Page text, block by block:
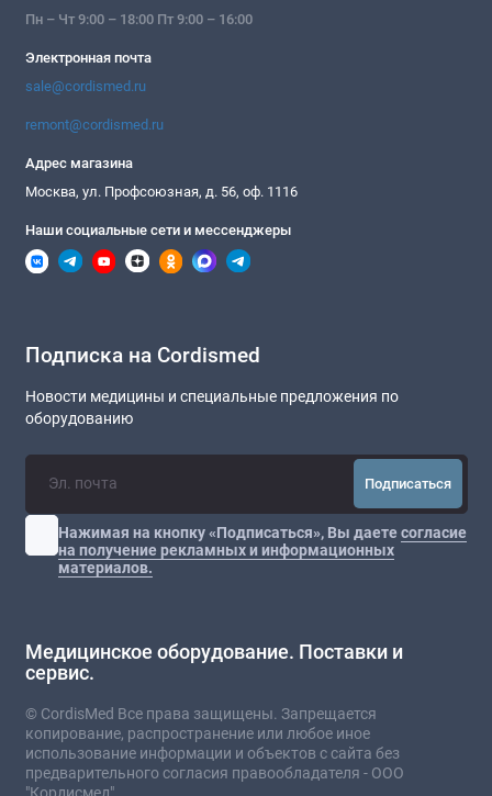
Пн – Чт 9:00 – 18:00 Пт 9:00 – 16:00
Электронная почта
sale@cordismed.ru
remont@cordismed.ru
Адрес магазина
Москва, ул. Профсоюзная, д. 56, оф. 1116
Наши социальные сети и мессенджеры
Подписка на Cordismed
Новости медицины и специальные предложения по
оборудованию
Подписаться
Нажимая на кнопку «Подписаться», Вы даетесогласие
на получение рекламных и информационных
материалов.
Медицинское оборудование. Поставки и
сервис.
© CordisMed Все права защищены. Запрещается
копирование, распространение или любое иное
использование информации и объектов с сайта без
предварительного согласия правообладателя - ООО